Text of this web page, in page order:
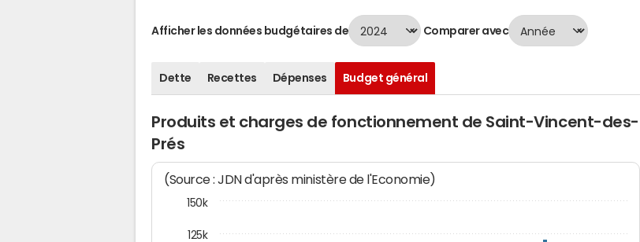
Afficher les données budgétaires de Comparer avec
Dette Recettes Dépenses Budget général
Produits et charges de fonctionnement de Saint-Vincent-des-
Prés
(Source : JDN d'après ministère de l'Economie)
125k
150k